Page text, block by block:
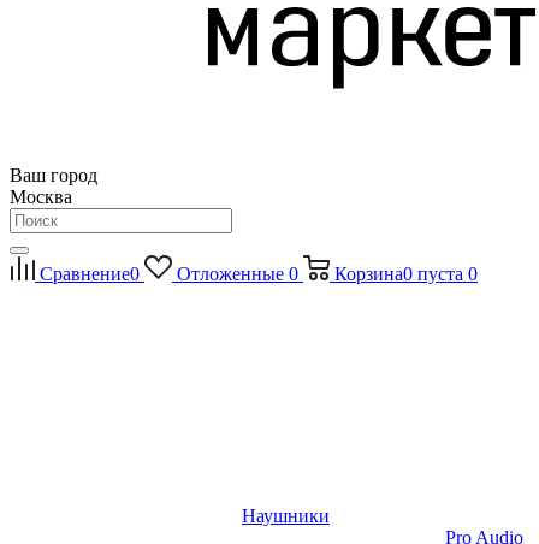
Ваш город
Москва
Сравнение0 Отложенные 0 Корзина0 пуста 0
Наушники
Pro Audio